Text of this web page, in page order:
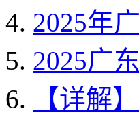
2025年
2025广
【详解